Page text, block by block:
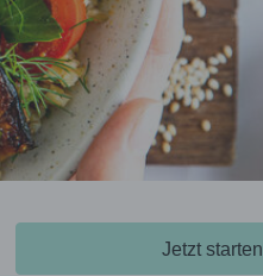
Jetzt starten